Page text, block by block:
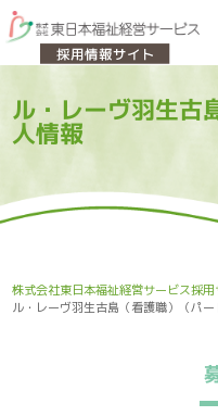
ル・レーヴ羽生古
人情報
株式会社東日本福祉経営サービス採
ル・レーヴ羽生古島（看護職）（パ